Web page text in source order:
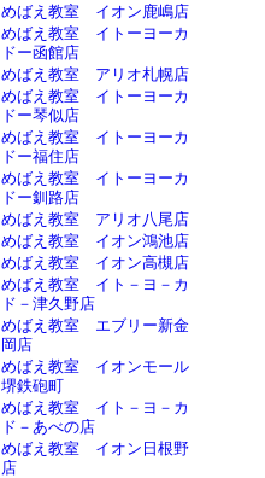
めばえ教室 イオン鹿嶋店
めばえ教室 イトーヨーカ
ドー函館店
めばえ教室 アリオ札幌店
めばえ教室 イトーヨーカ
ドー琴似店
めばえ教室 イトーヨーカ
ドー福住店
めばえ教室 イトーヨーカ
ドー釧路店
めばえ教室 アリオ八尾店
めばえ教室 イオン鴻池店
めばえ教室 イオン高槻店
めばえ教室 イト－ヨ－カ
ド－津久野店
めばえ教室 エブリー新金
岡店
めばえ教室 イオンモール
堺鉄砲町
めばえ教室 イト－ヨ－カ
ド－あべの店
めばえ教室 イオン日根野
店